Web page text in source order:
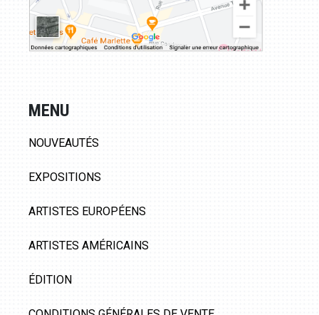
MENU
NOUVEAUTÉS
EXPOSITIONS
ARTISTES EUROPÉENS
ARTISTES AMÉRICAINS
ÉDITION